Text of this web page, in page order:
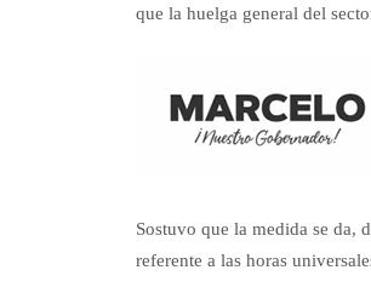
que la huelga general del
Sostuvo que la medida se da,
referente a las horas